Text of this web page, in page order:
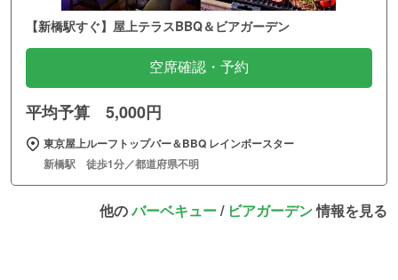
【新橋駅すぐ】屋上テラスBBQ＆ビアガーデン
空席確認・予約
平均予算 5,000円
東京屋上ルーフトップバー＆BBQ レインボースター
新橋駅 徒歩1分／都道府県不明
他のバーベキュー/ ビアガーデン情報を見る